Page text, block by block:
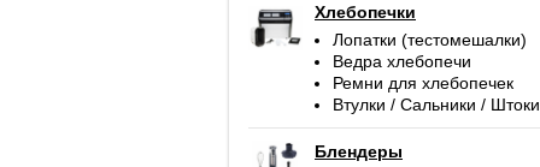
Хлебопечки
Лопатки (тестомешалки)
Ведра хлебопечи
Ремни для хлебопечек
Втулки / Сальники / Штоки
Блендеры